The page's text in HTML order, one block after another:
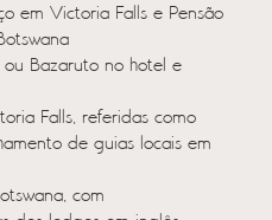
em Victoria Falls e Pensão
Bazaruto no hotel e
Falls, referidas como
de guias locais em
com